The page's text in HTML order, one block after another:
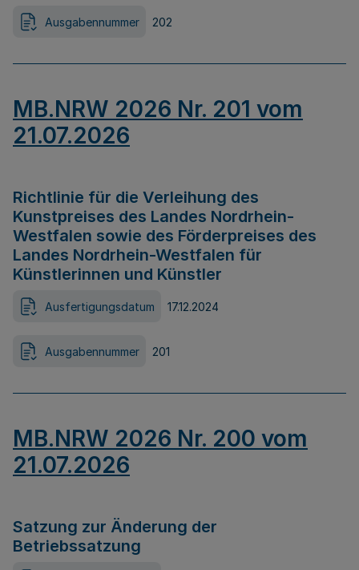
Ausgabennummer 202
MB.NRW 2026 Nr. 201 vom
21.07.2026
Richtlinie für die Verleihung des
Kunstpreises des Landes Nordrhein-
Westfalen sowie des Förderpreises des
Landes Nordrhein-Westfalen für
Künstlerinnen und Künstler
Ausfertigungsdatum 17.12.2024
Ausgabennummer 201
MB.NRW 2026 Nr. 200 vom
21.07.2026
Satzung zur Änderung der
Betriebssatzung